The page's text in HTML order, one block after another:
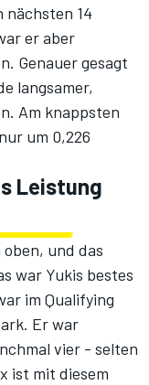
nächsten 14
er aber
Genauer gesagt
langsamer,
Am knappsten
um 0,226
Leistung
und das
war Yukis bestes
im Qualifying
Er war
vier - selten
ist mit diesem